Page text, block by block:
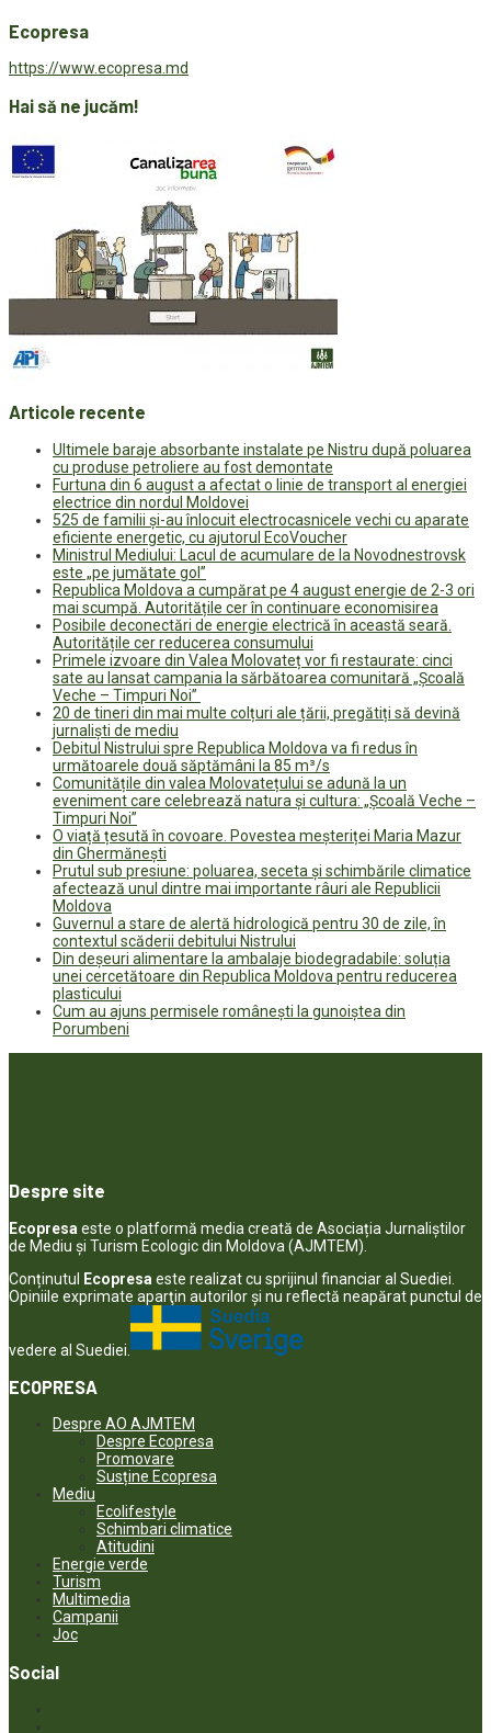
Ecopresa
https://www.ecopresa.md
Hai să ne jucăm!
Articole recente
Ultimele baraje absorbante instalate pe Nistru după poluarea
cu produse petroliere au fost demontate
Furtuna din 6 august a afectat o linie de transport al energiei
electrice din nordul Moldovei
525 de familii și-au înlocuit electrocasnicele vechi cu aparate
eficiente energetic, cu ajutorul EcoVoucher
Ministrul Mediului: Lacul de acumulare de la Novodnestrovsk
este „pe jumătate gol”
Republica Moldova a cumpărat pe 4 august energie de 2-3 ori
mai scumpă. Autoritățile cer în continuare economisirea
Posibile deconectări de energie electrică în această seară.
Autoritățile cer reducerea consumului
Primele izvoare din Valea Molovateț vor fi restaurate: cinci
sate au lansat campania la sărbătoarea comunitară „Școală
Veche – Timpuri Noi”
20 de tineri din mai multe colțuri ale țării, pregătiți să devină
jurnaliști de mediu
Debitul Nistrului spre Republica Moldova va fi redus în
următoarele două săptămâni la 85 m³/s
Comunitățile din valea Molovatețului se adună la un
eveniment care celebrează natura și cultura: „Școală Veche –
Timpuri Noi”
O viață țesută în covoare. Povestea meșteriței Maria Mazur
din Ghermănești
Prutul sub presiune: poluarea, seceta și schimbările climatice
afectează unul dintre mai importante râuri ale Republicii
Moldova
Guvernul a stare de alertă hidrologică pentru 30 de zile, în
contextul scăderii debitului Nistrului
Din deșeuri alimentare la ambalaje biodegradabile: soluția
unei cercetătoare din Republica Moldova pentru reducerea
plasticului
Cum au ajuns permisele românești la gunoiștea din
Porumbeni
Despre site
Ecopresa este o platformă media creată de Asociația Jurnaliștilor
de Mediu și Turism Ecologic din Moldova (AJMTEM).
Conținutul Ecopresa este realizat cu sprijinul financiar al Suediei.
Opiniile exprimate aparţin autorilor şi nu reflectă neapărat punctul de
vedere al Suediei.
ECOPRESA
Despre AO AJMTEM
Despre Ecopresa
Promovare
Susține Ecopresa
Mediu
Ecolifestyle
Schimbari climatice
Atitudini
Energie verde
Turism
Multimedia
Campanii
Joc
Social